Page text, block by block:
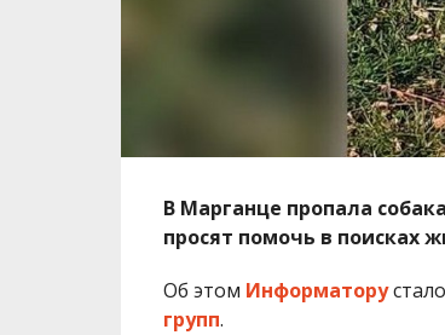
В Марганце пропала
просят помочь в поисках
Об этом Информатору
групп.